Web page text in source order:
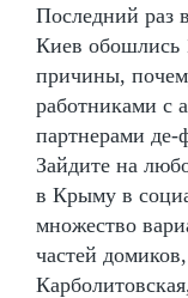
Последний раз
Киев обошлись
причины,
работниками с
партнерами де-
Зайдите на
в Крыму в
множество
частей